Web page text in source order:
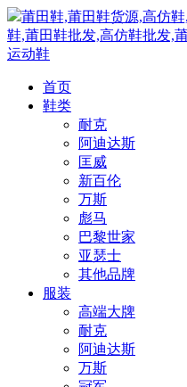
莆田鞋,莆田鞋货源,高仿
鞋,莆田鞋批发,高仿鞋批发,
运动鞋
首页
鞋类
耐克
阿迪达斯
匡威
新百伦
万斯
彪马
巴黎世家
亚瑟士
其他品牌
服装
高端大牌
耐克
阿迪达斯
万斯